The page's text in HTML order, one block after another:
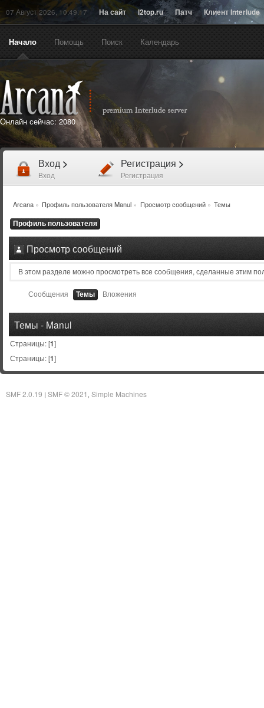
07 Август 2026, 10:49:17 На сайт l2top.ru Патч Клиент Interlude
Начало Помощь Поиск Календарь
Онлайн сейчас: 2080
Вход >
Вход
Регистрация >
Регистрация
Arcana» Профиль пользователя Manul » Просмотр сообщений» Темы
Профиль пользователя
Просмотр сообщений
В этом разделе можно просмотреть все сообщения, сделанные этим
Сообщения Темы Вложения
Темы - Manul
Страницы: [1]
Страницы: [1]
SMF 2.0.19 SMF © 2021 Simple Machines